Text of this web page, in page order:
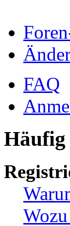
FAQ
Häufig